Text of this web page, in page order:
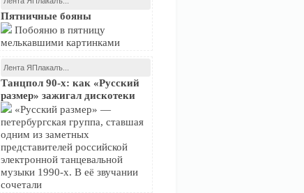
Пятничные бояны
Побояню в пятницу
мелькавшими картинками
Лента ЯПлакалъ...
Танцпол 90-х: как «Русский
размер» зажигал дискотеки
«Русский размер» —
петербургская группа, ставшая
одним из заметных
представителей российской
электронной танцевальной
музыки 1990-х. В её звучании
сочетали